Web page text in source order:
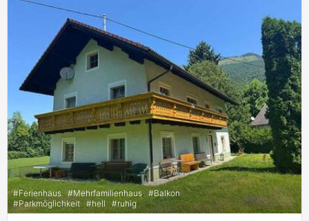
#Ferienhaus #Mehrfamilienhaus #Balkon
#Parkmöglichkeit #hell #ruhig